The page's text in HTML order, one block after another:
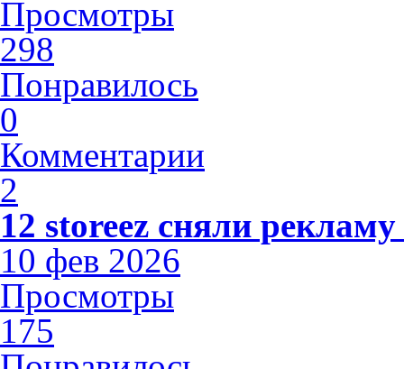
Просмотры
298
Понравилось
0
Комментарии
2
12 storeez сняли
10 фев 2026
Просмотры
175